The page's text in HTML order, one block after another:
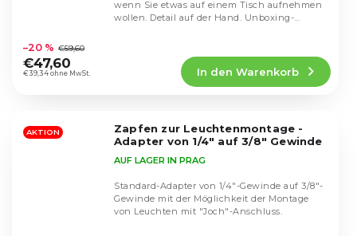
durchschnittliche
Produktbewertung
ist
Sternen.
€39,34 ohne MwSt.
–20 % €59,60
€47,60
In den Warenkorb
wenn Sie etwas auf einem Tisch aufnehmen
wollen. Detail auf der Hand. Unboxing-
AKTION
Zapfen zur Leuchtenmontage -
Adapter von 1/4" auf 3/8" Gewinde
AUF LAGER IN PRAG
Standard-Adapter von 1/4"-Gewinde auf 3/8"-
Gewinde mit der Möglichkeit der Montage
von Leuchten mit "Joch"-Anschluss.